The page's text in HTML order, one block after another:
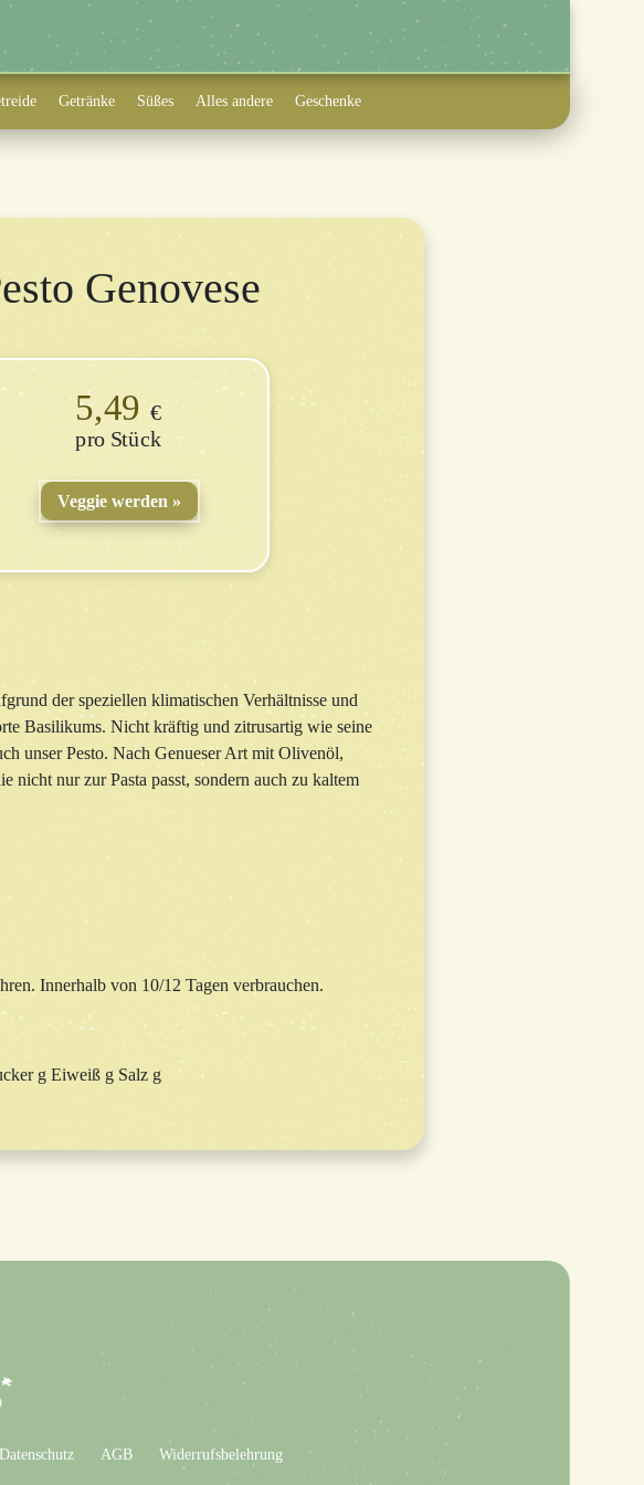
Getränke Süßes Alles andere Geschenke
Genovese
5,49€
Stück
Veggie werden
der speziellen klimatischen Verhältnisse und
Basilikums. Nicht kräftig und zitrusartig wie seine
unser Pesto. Nach Genueser Art mit Olivenöl,
nicht nur zur Pasta passt, sondern auch zu kaltem
Innerhalb von 10/12 Tagen verbrauchen.
g Eiweiß g Salz g
Datenschutz AGB Widerrufsbelehrung